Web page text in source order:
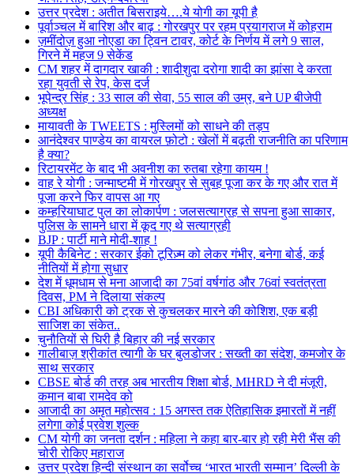
उत्तर प्रदेश : अतीत बिसराइये….ये योगी का यूपी है
पूर्वाञ्चल में बारिश और बाढ़ : गोरखपुर पर रहम प्रयागराज में कोहराम
ज़मींदोज़ हुआ नोएडा का ट्विन टावर, कोर्ट के निर्णय में लगे 9 साल,
गिरने में महज 9 सेकेंड
CM शहर में दागदार खाकी : शादीशुदा दरोगा शादी का झांसा दे करता
रहा युवती से रेप, केस दर्ज
भूपेन्द्र सिंह : 33 साल की सेवा, 55 साल की उम्र, बने UP बीजेपी
अध्यक्ष
मायावती के TWEETS : मुस्लिमों को साधने की तड़प
आनंदेश्वर पाण्डेय का वायरल फ़ोटो : खेलों में बढ़ती राजनीति का परिणाम
है क्या?
रिटायरमेंट के बाद भी अवनीश का रुतबा रहेगा कायम !
वाह रे योगी : जन्माष्टमी में गोरखपुर से सुबह पूजा कर के गए और रात में
पूजा करने फिर वापस आ गए
कम्हरियाघाट पुल का लोकार्पण : जलसत्याग्रह से सपना हुआ साकार,
पुलिस के सामने धारा में कूद गए थे सत्याग्रही
BJP : पार्टी माने मोदी-शाह !
यूपी कैबिनेट : सरकार ईको टूरिज़्म को लेकर गंभीर, बनेगा बोर्ड, कई
नीतियों में होगा सुधार
देश में धूमधाम से मना आजादी का 75वां वर्षगांठ और 76वां स्वतंत्रता
दिवस, PM ने दिलाया संकल्प
CBI अधिकारी को ट्रक से कुचलकर मारने की कोशिश, एक बड़ी
साजिश का संकेत..
चुनौतियों से घिरी है बिहार की नई सरकार
गालीबाज़ श्रीकांत त्यागी के घर बुलडोजर : सख्ती का संदेश, कमजोर के
साथ सरकार
CBSE बोर्ड की तरह अब भारतीय शिक्षा बोर्ड, MHRD ने दी मंजूरी,
कमान बाबा रामदेव को
आजादी का अमृत महोत्सव : 15 अगस्त तक ऐतिहासिक इमारतों में नहीं
लगेगा कोई प्रवेश शुल्क
CM योगी का जनता दर्शन : महिला ने कहा बार-बार हो रही मेरी भैंस की
चोरी रोकिए महाराज
उत्तर प्रदेश हिन्दी संस्थान का सर्वोच्च ‘भारत भारती सम्मान’ दिल्ली के